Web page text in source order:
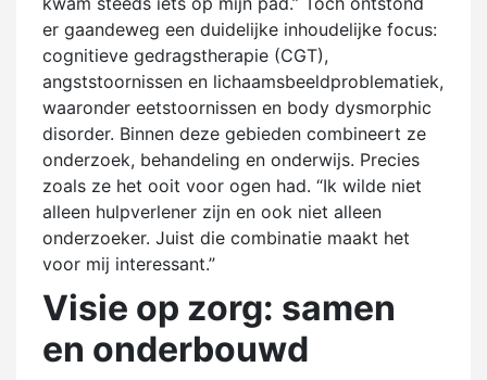
er gaandeweg een duidelijke inhoudelijke focus:
cognitieve gedragstherapie (CGT),
angststoornissen en lichaamsbeeldproblematiek,
waaronder eetstoornissen en body dysmorphic
disorder. Binnen deze gebieden combineert ze
onderzoek, behandeling en onderwijs. Precies
zoals ze het ooit voor ogen had. “Ik wilde niet
alleen hulpverlener zijn en ook niet alleen
onderzoeker. Juist die combinatie maakt het
voor mij interessant.”
Visie op zorg: samen
en onderbouwd